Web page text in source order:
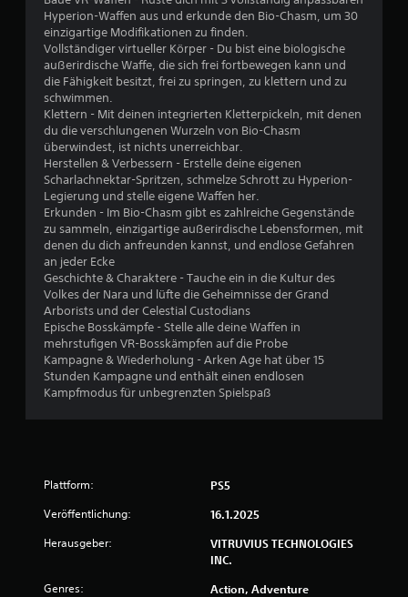
e
r
t
n
g
:
4
Hyperion-Waffen aus und erkunde den Bio-Chasm, um 30
einzigartige Modifikationen zu finden.
Vollständiger virtueller Körper - Du bist eine biologische
außerirdische Waffe, die sich frei fortbewegen kann und
die Fähigkeit besitzt, frei zu springen, zu klettern und zu
schwimmen.
Klettern - Mit deinen integrierten Kletterpickeln, mit denen
du die verschlungenen Wurzeln von Bio-Chasm
überwindest, ist nichts unerreichbar.
Herstellen & Verbessern - Erstelle deine eigenen
Scharlachnektar-Spritzen, schmelze Schrott zu Hyperion-
Legierung und stelle eigene Waffen her.
Erkunden - Im Bio-Chasm gibt es zahlreiche Gegenstände
zu sammeln, einzigartige außerirdische Lebensformen, mit
denen du dich anfreunden kannst, und endlose Gefahren
an jeder Ecke
Geschichte & Charaktere - Tauche ein in die Kultur des
Volkes der Nara und lüfte die Geheimnisse der Grand
Arborists und der Celestial Custodians
Epische Bosskämpfe - Stelle alle deine Waffen in
mehrstufigen VR-Bosskämpfen auf die Probe
Kampagne & Wiederholung - Arken Age hat über 15
Stunden Kampagne und enthält einen endlosen
Kampfmodus für unbegrenzten Spielspaß
Plattform: PS5
Veröffentlichung: 16.1.2025
Herausgeber:
VITRUVIUS TECHNOLOGIES
INC.
Genres: Action, Adventure